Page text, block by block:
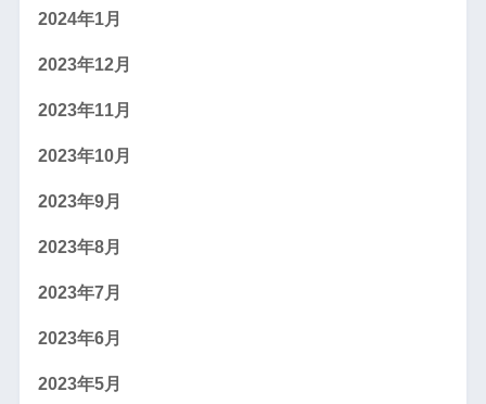
2024年1月
2023年12月
2023年11月
2023年10月
2023年9月
2023年8月
2023年7月
2023年6月
2023年5月